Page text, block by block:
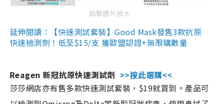
點擊圖片放大
延伸閱讀：【快速測試套裝】Good Mask發售3款抗原
快速檢測劑！低至$15/支 獲歐盟認證+無限購數量
Reagen 新冠抗原快速測試劑 >>按此選購<<
莎莎網店亦有售多款快速測試套裝，$19就買到。產品可